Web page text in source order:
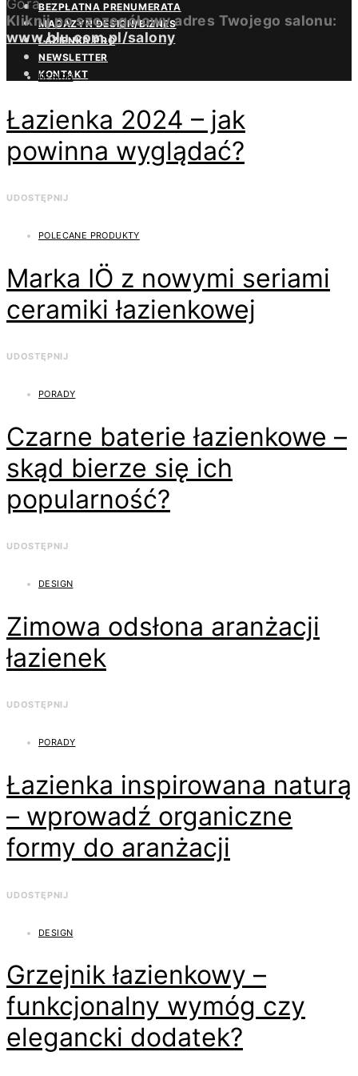
BEZPŁATNA PRENUMERATA
MAGAZYN DESIGN/BIZNES
ŁAZIENKA.PRO
NEWSLETTER
KONTAKT
Góra
Kliknij po szczegółowy adres Twojego salonu:
www.blu.com.pl/salony
DESIGN
Łazienka 2024 – jak
powinna wyglądać?
UDOSTĘPNIJ
POLECANE PRODUKTY
Marka IÖ z nowymi seriami
ceramiki łazienkowej
UDOSTĘPNIJ
PORADY
Czarne baterie łazienkowe –
skąd bierze się ich
popularność?
UDOSTĘPNIJ
DESIGN
Zimowa odsłona aranżacji
łazienek
UDOSTĘPNIJ
PORADY
Łazienka inspirowana naturą
– wprowadź organiczne
formy do aranżacji
UDOSTĘPNIJ
DESIGN
Grzejnik łazienkowy –
funkcjonalny wymóg czy
elegancki dodatek?